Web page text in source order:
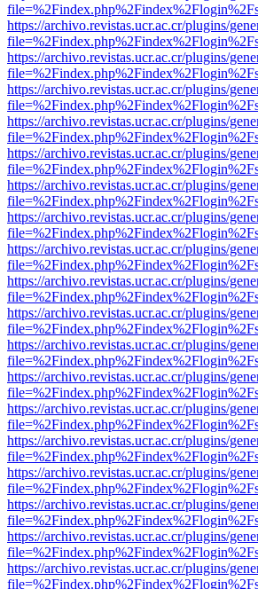
https://archivo.revistas.ucr.ac.cr/plugins/
https://archivo.revistas.ucr.ac.cr/plugins/
https://archivo.revistas.ucr.ac.cr/plugins/
https://archivo.revistas.ucr.ac.cr/plugins/
https://archivo.revistas.ucr.ac.cr/plugins/
https://archivo.revistas.ucr.ac.cr/plugins/
https://archivo.revistas.ucr.ac.cr/plugins/
https://archivo.revistas.ucr.ac.cr/plugins/
https://archivo.revistas.ucr.ac.cr/plugins/
https://archivo.revistas.ucr.ac.cr/plugins/
https://archivo.revistas.ucr.ac.cr/plugins/
https://archivo.revistas.ucr.ac.cr/plugins/
https://archivo.revistas.ucr.ac.cr/plugins/
https://archivo.revistas.ucr.ac.cr/plugins/
https://archivo.revistas.ucr.ac.cr/plugins/
https://archivo.revistas.ucr.ac.cr/plugins/
https://archivo.revistas.ucr.ac.cr/plugins/
https://archivo.revistas.ucr.ac.cr/plugins/